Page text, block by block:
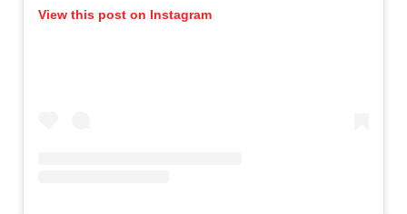
View this post on Instagram